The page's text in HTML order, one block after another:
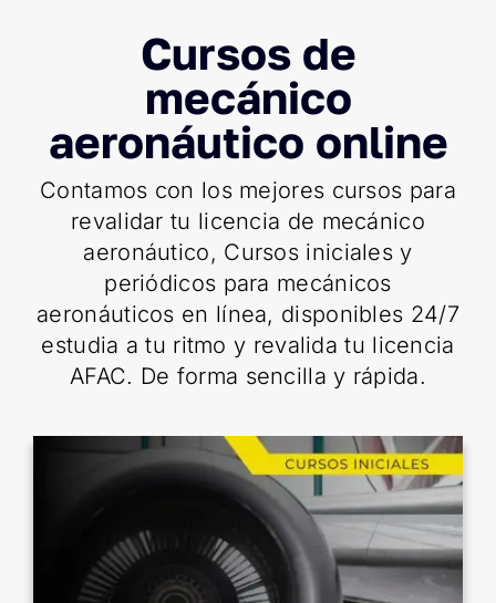
Cursos de
mecánico
aeronáutico online
Contamos con los mejores cursos para
revalidar tu licencia de mecánico
aeronáutico, Cursos iniciales y
periódicos para mecánicos
aeronáuticos en línea, disponibles 24/7
estudia a tu ritmo y revalida tu licencia
AFAC. De forma sencilla y rápida.